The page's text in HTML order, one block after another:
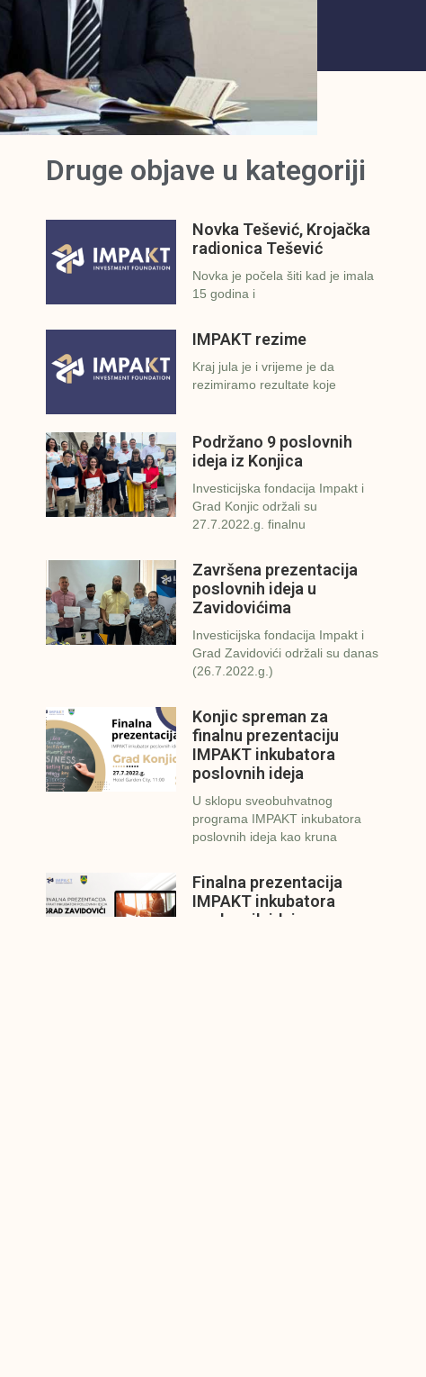
Druge objave u kategoriji
Novka Tešević, Krojačka
radionica Tešević
Novka je počela šiti kad je imala
15 godina i
IMPAKT rezime
Kraj jula je i vrijeme je da
rezimiramo rezultate koje
Podržano 9 poslovnih
ideja iz Konjica
Investicijska fondacija Impakt i
Grad Konjic održali su
27.7.2022.g. finalnu
Završena prezentacija
poslovnih ideja u
Zavidovićima
Investicijska fondacija Impakt i
Grad Zavidovići održali su danas
(26.7.2022.g.)
Konjic spreman za
finalnu prezentaciju
IMPAKT inkubatora
poslovnih ideja
U sklopu sveobuhvatnog
programa IMPAKT inkubatora
poslovnih ideja kao kruna
Finalna prezentacija
IMPAKT inkubatora
poslovnih ideja